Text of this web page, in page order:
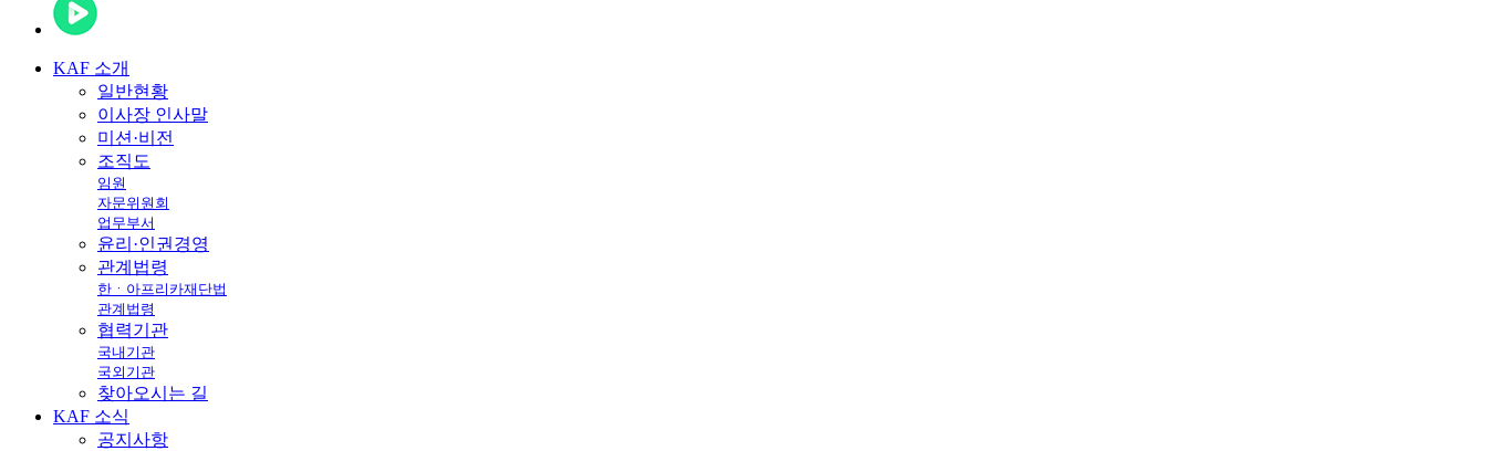
KAF 소개
일반현황
이사장 인사말
미션·비전
조직도
임원
자문위원회
업무부서
윤리·인권경영
관계법령
한ㆍ아프리카재단법
관계법령
협력기관
국내기관
국외기관
찾아오시는 길
KAF 소식
공지사항